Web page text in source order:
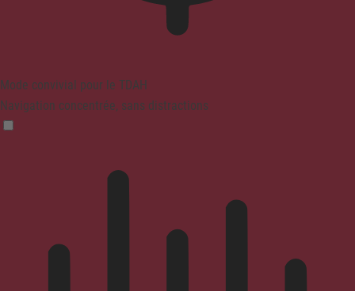
Mode convivial pour le TDAH
Navigation concentrée, sans distractions